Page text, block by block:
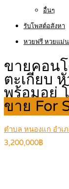
อื่นๆ
รับโพสต์อสังหา
หวยฟรี หวยแม่
ขายคอนโ
ตะเกียบ
พร้อมอยู่
ขาย For
ตำบล หนองแก อำเ
3,200,000฿